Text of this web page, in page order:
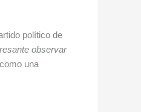
político de
observar
una